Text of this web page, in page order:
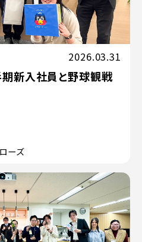
2026.03.31
期新入社員と野球観戦
ーズ